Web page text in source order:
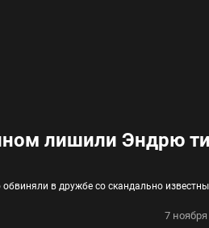
лишили Эндрю
в дружбе со скандально
7 ноября